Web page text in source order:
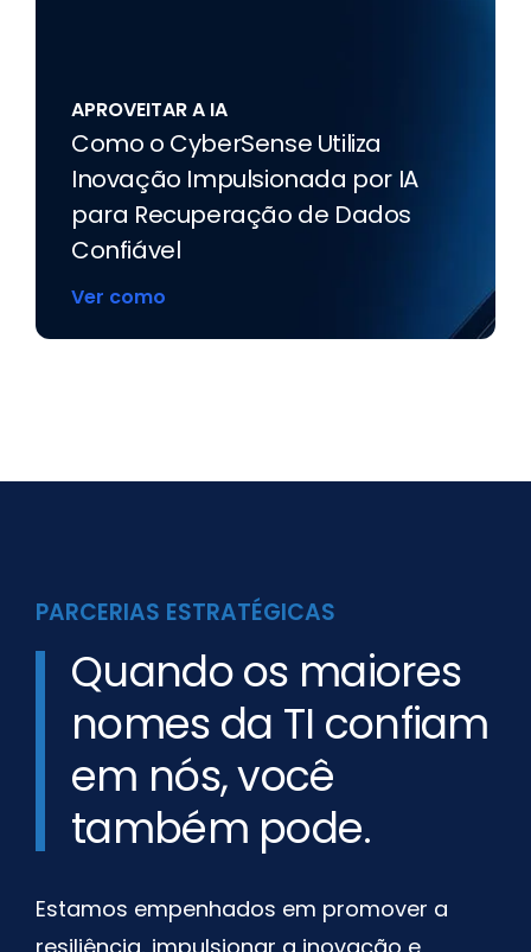
APROVEITAR A IA
Como o CyberSense Utiliza
Inovação Impulsionada por IA
para Recuperação de Dados
Confiável
Ver como
PARCERIAS ESTRATÉGICAS
Quando os maiores
nomes da TI confiam
em nós, você
também pode.
Estamos empenhados em promover a